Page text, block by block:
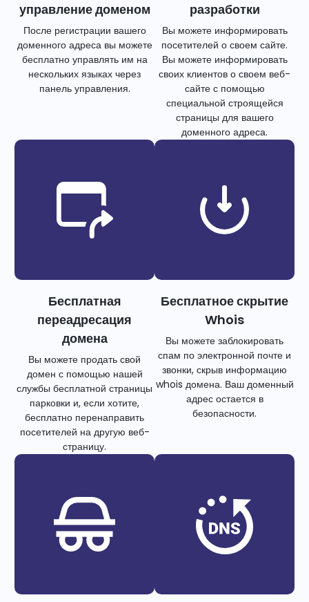
управление доменом
После регистрации вашего
доменного адреса вы можете
бесплатно управлять им на
нескольких языках через
панель управления.
разработки
Вы можете информировать
посетителей о своем сайте.
Вы можете информировать
своих клиентов о своем веб-
сайте с помощью
специальной строящейся
страницы для вашего
доменного адреса.
Бесплатная
переадресация
домена
Вы можете продать свой
домен с помощью нашей
службы бесплатной страницы
парковки и, если хотите,
бесплатно перенаправить
посетителей на другую веб-
страницу.
Бесплатное скрытие
Whois
Вы можете заблокировать
спам по электронной почте и
звонки, скрыв информацию
whois домена. Ваш доменный
адрес остается в
безопасности.